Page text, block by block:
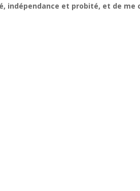
indépendance et probité, et de